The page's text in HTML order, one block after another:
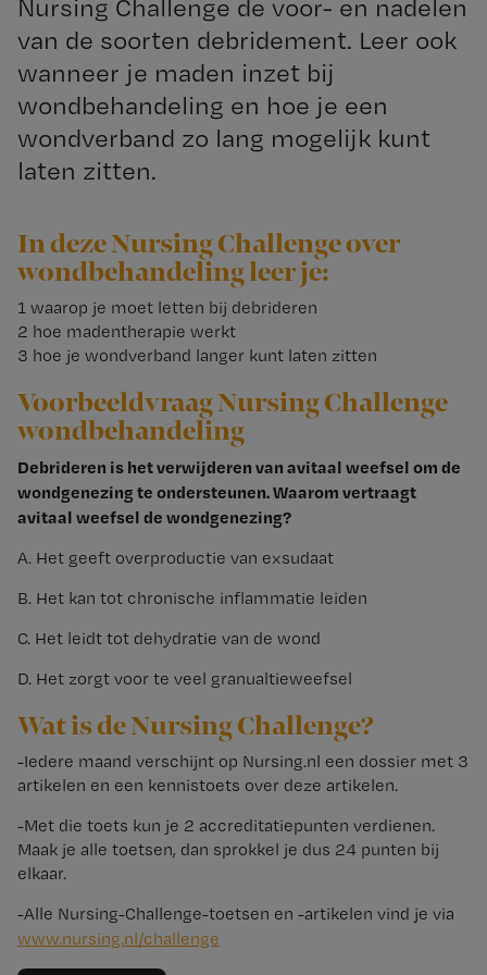
Nursing Challenge de voor- en nadelen
van de soorten debridement. Leer ook
wanneer je maden inzet bij
wondbehandeling en hoe je een
wondverband zo lang mogelijk kunt
laten zitten.
In deze Nursing Challenge over
wondbehandeling leer je:
1 waarop je moet letten bij debrideren
2 hoe madentherapie werkt
3 hoe je wondverband langer kunt laten zitten
Voorbeeldvraag Nursing Challenge
wondbehandeling
Debrideren is het verwijderen van avitaal weefsel om de
wondgenezing te ondersteunen. Waarom vertraagt
avitaal weefsel de wondgenezing?
A. Het geeft overproductie van exsudaat
B. Het kan tot chronische inflammatie leiden
C. Het leidt tot dehydratie van de wond
D. Het zorgt voor te veel granualtieweefsel
Wat is de Nursing Challenge?
-Iedere maand verschijnt op Nursing.nl een dossier met 3
artikelen en een kennistoets over deze artikelen.
-Met die toets kun je 2 accreditatiepunten verdienen.
Maak je alle toetsen, dan sprokkel je dus 24 punten bij
elkaar.
-Alle Nursing-Challenge-toetsen en -artikelen vind je via
www.​nursing.​nl/​challenge